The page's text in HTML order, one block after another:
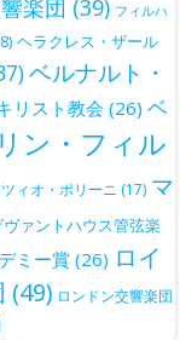
楽団 (39) フィルハ
ヘラクレス・ザール
ベルナルト・
リスト教会 (26) ベ
ン・フィル
ィオ・ポリーニ (17) マ
ァントハウス管弦楽
ミー賞(26) ロイ
(49) ロンドン交響楽団